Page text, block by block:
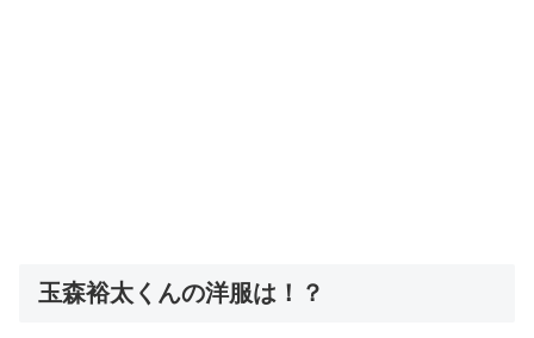
玉森裕太くんの洋服は！？